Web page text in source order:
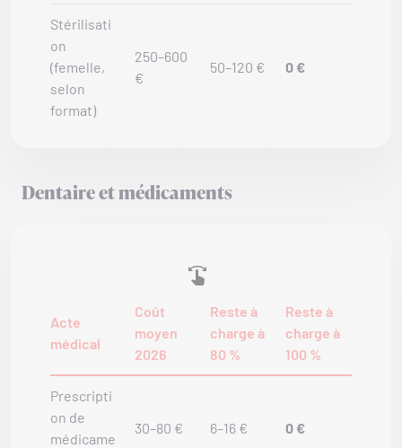
Stérilisati
on
(femelle,
selon
format)
250–600
€
50–120 € 0 €
Dentaire et médicaments
Acte
médical
Coût
moyen
2026
Reste à
charge à
80 %
Reste à
charge à
100 %
Prescripti
on de
médicame
30–80 € 6–16 € 0 €